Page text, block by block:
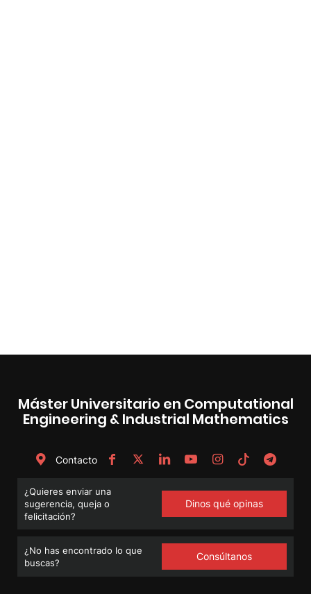
Máster Universitario en Computational
Engineering & Industrial Mathematics
Contacto
¿Quieres enviar una
sugerencia, queja o
felicitación?
Dinos qué opinas
¿No has encontrado lo que
buscas?
Consúltanos